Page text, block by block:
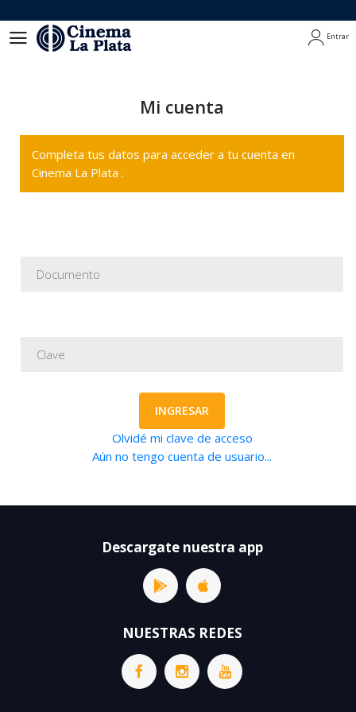
Entrar
Mi cuenta
Completa tus datos para acceder a tu cuenta en
Cinema La Plata .
INGRESAR
Olvidé mi clave de acceso
Aún no tengo cuenta de usuario...
Descargate nuestra app
NUESTRAS REDES